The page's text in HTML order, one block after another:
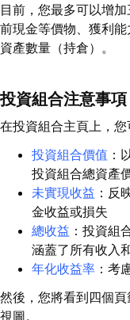
目前，您最多可以增
前現金等價物、獲利
資產數量（持倉）。
投資組合注意事項
在投資組合主頁上，
投資組合價值 ：
投資組合總資產
未實現收益 ：反
金收益或損失
總收益 ：投資組
涵蓋了所有收入
年化收益率 ：考
然後，您將看到四個
視圖。